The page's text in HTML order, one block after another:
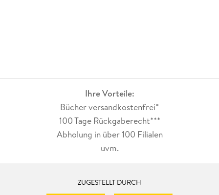
Ihre Vorteile:
Bücher versandkostenfrei*
100 Tage Rückgaberecht***
Abholung in über 100 Filialen
uvm.
ZUGESTELLT DURCH